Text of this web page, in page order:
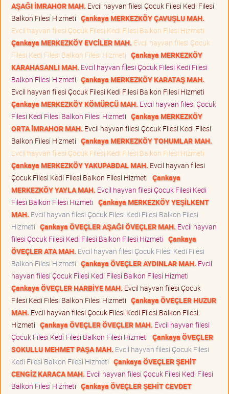
AŞAĞI İMRAHOR MAH. Evcil hayvan filesi Çocuk Filesi Kedi Filesi
Balkon Filesi Hizmeti Çankaya MERKEZKÖY ÇAVUŞLU MAH.
Evcil hayvan filesi Çocuk Filesi Kedi Filesi Balkon Filesi Hizmeti
Çankaya MERKEZKÖY EVCİLER MAH. Evcil hayvan filesi Çocuk
Filesi Kedi Filesi Balkon Filesi Hizmeti Çankaya MERKEZKÖY
KARAHASANLI MAH. Evcil hayvan filesi Çocuk Filesi Kedi Filesi
Balkon Filesi Hizmeti Çankaya MERKEZKÖY KARATAŞ MAH.
Evcil hayvan filesi Çocuk Filesi Kedi Filesi Balkon Filesi Hizmeti
Çankaya MERKEZKÖY KÖMÜRCÜ MAH. Evcil hayvan filesi Çocuk
Filesi Kedi Filesi Balkon Filesi Hizmeti Çankaya MERKEZKÖY
ORTA İMRAHOR MAH. Evcil hayvan filesi Çocuk Filesi Kedi Filesi
Balkon Filesi Hizmeti Çankaya MERKEZKÖY TOHUMLAR MAH.
Evcil hayvan filesi Çocuk Filesi Kedi Filesi Balkon Filesi Hizmeti
Çankaya MERKEZKÖY YAKUPABDAL MAH. Evcil hayvan filesi
Çocuk Filesi Kedi Filesi Balkon Filesi Hizmeti Çankaya
MERKEZKÖY YAYLA MAH. Evcil hayvan filesi Çocuk Filesi Kedi
Filesi Balkon Filesi Hizmeti Çankaya MERKEZKÖY YEŞİLKENT
MAH. Evcil hayvan filesi Çocuk Filesi Kedi Filesi Balkon Filesi
Hizmeti Çankaya ÖVEÇLER AŞAĞI ÖVEÇLER MAH. Evcil hayvan
filesi Çocuk Filesi Kedi Filesi Balkon Filesi Hizmeti Çankaya
ÖVEÇLER ATA MAH. Evcil hayvan filesi Çocuk Filesi Kedi Filesi
Balkon Filesi Hizmeti Çankaya ÖVEÇLER AYDINLAR MAH. Evcil
hayvan filesi Çocuk Filesi Kedi Filesi Balkon Filesi Hizmeti
Çankaya ÖVEÇLER HARBİYE MAH. Evcil hayvan filesi Çocuk
Filesi Kedi Filesi Balkon Filesi Hizmeti Çankaya ÖVEÇLER HUZUR
MAH. Evcil hayvan filesi Çocuk Filesi Kedi Filesi Balkon Filesi
Hizmeti Çankaya ÖVEÇLER ÖVEÇLER MAH. Evcil hayvan filesi
Çocuk Filesi Kedi Filesi Balkon Filesi Hizmeti Çankaya ÖVEÇLER
SOKULLU MEHMET PAŞA MAH. Evcil hayvan filesi Çocuk Filesi
Kedi Filesi Balkon Filesi Hizmeti Çankaya ÖVEÇLER ŞEHİT
CENGİZ KARACA MAH. Evcil hayvan filesi Çocuk Filesi Kedi Filesi
Balkon Filesi Hizmeti Çankaya ÖVEÇLER ŞEHİT CEVDET